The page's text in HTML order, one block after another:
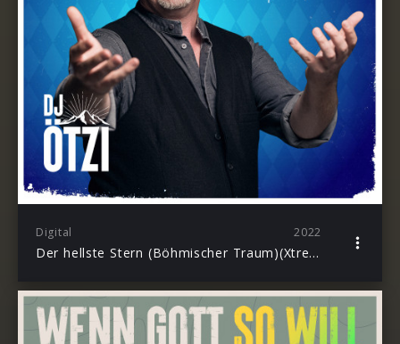
Digital 2022
Der hellste Stern (Böhmischer Traum)(Xtreme Sound Remix)